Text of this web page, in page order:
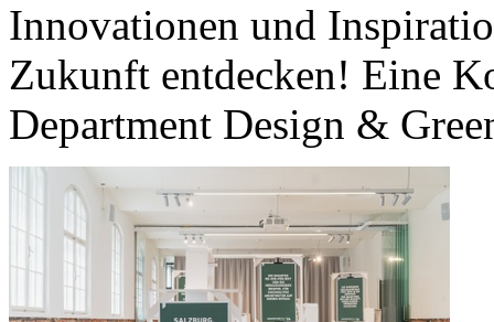
Innovationen und
Zukunft entdecken! Eine
Department Design &